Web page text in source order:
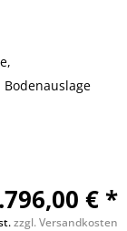
€ *
zzgl. Versandkosten